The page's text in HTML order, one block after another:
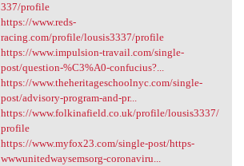
337/profile
https://www.reds-
racing.com/profile/lousis3337/profile
https://www.impulsion-travail.com/single-
post/question-%C3%A0-confucius?...
https://www.theheritageschoolnyc.com/single-
post/advisory-program-and-pr...
https://www.folkinafield.co.uk/profile/lousis3337/
profile
https://www.myfox23.com/single-post/https-
wwwunitedwaysemsorg-coronaviru...